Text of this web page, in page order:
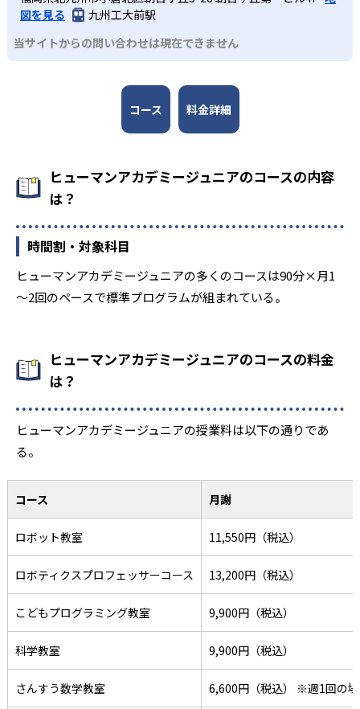
り、探究力と表現力を磨くことができる。
図を見る
九州工大前駅
当サイトからの問い合わせは現在できません
コース 料金詳細
ヒューマンアカデミージュニアのコースの内容
は？
時間割・対象科目
ヒューマンアカデミージュニアの多くのコースは90分×月1
～2回のペースで標準プログラムが組まれている。
ヒューマンアカデミージュニアのコースの料金
は？
ヒューマンアカデミージュニアの授業料は以下の通りであ
る。
コース 月謝
ロボット教室 11,550円（税込）
ロボティクスプロフェッサーコース 13,200円（税込）
こどもプログラミング教室 9,900円（税込）
科学教室 9,900円（税込）
さんすう数学教室 6,600円（税込） ※週1回の